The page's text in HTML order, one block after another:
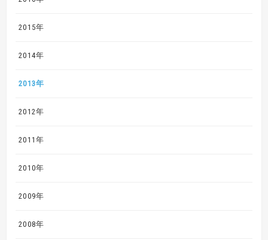
2015年
2014年
2013年
2012年
2011年
2010年
2009年
2008年